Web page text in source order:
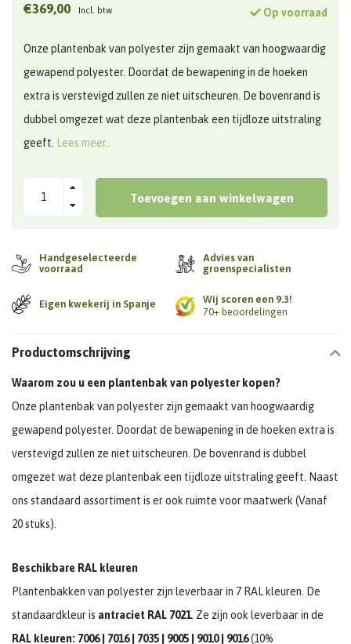
€369,00 Incl. btw Op voorraad
Onze plantenbak van polyester zijn gemaakt van hoogwaardig
gewapend polyester. Doordat de bewapening in de hoeken
extra is verstevigd zullen ze niet uitscheuren. De bovenrand is
dubbel omgezet wat deze plantenbak een tijdloze uitstraling
geeft. Lees meer..
Toevoegen aan winkelwagen
Handgeselecteerde
voorraad
Advies van
groenspecialisten
Eigen kwekerij in Spanje
Wij scoren een 9.3!
70+ beoordelingen
Productomschrijving
Waarom zou u een plantenbak van polyester kopen?
Onze plantenbak van polyester zijn gemaakt van hoogwaardig
gewapend polyester. Doordat de bewapening in de hoeken extra is
verstevigd zullen ze niet uitscheuren. De bovenrand is dubbel
omgezet wat deze plantenbak een tijdloze uitstraling geeft. Naast
ons standaard assortiment is er ook ruimte voor maatwerk (Vanaf
20 stuks).
Beschikbare RAL kleuren
Plantenbakken van polyester zijn leverbaar in 7 RAL kleuren. De
standaardkleur is antraciet RAL 7021. Ze zijn ook leverbaar in de
RAL kleuren: 7006 | 7016 | 7035 | 9005 | 9010 | 9016(10%